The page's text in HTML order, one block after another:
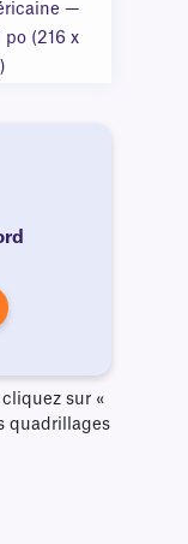
—
po (216 x
sur «
quadrillages